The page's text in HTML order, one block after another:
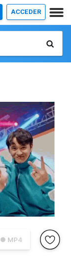
ACCEDER
● MP4